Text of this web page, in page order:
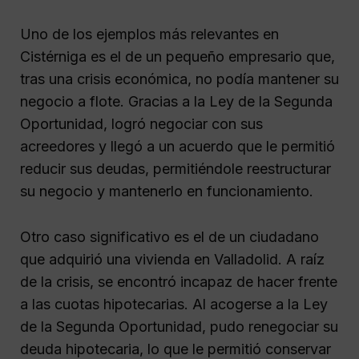
Uno de los ejemplos más relevantes en
Cistérniga es el de un pequeño empresario que,
tras una crisis económica, no podía mantener su
negocio a flote. Gracias a la Ley de la Segunda
Oportunidad, logró negociar con sus
acreedores y llegó a un acuerdo que le permitió
reducir sus deudas, permitiéndole reestructurar
su negocio y mantenerlo en funcionamiento.
Otro caso significativo es el de un ciudadano
que adquirió una vivienda en Valladolid. A raíz
de la crisis, se encontró incapaz de hacer frente
a las cuotas hipotecarias. Al acogerse a la Ley
de la Segunda Oportunidad, pudo renegociar su
deuda hipotecaria, lo que le permitió conservar